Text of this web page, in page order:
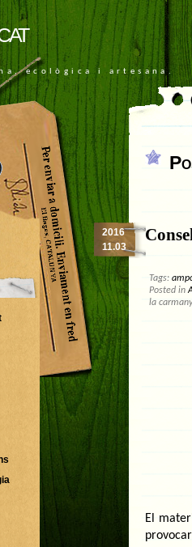
ecològica i artesana.
2016
11.03
Tags:
Posted in
la
El